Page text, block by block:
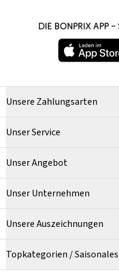
DIE BONPRIX APP –
Unsere Zahlungsarten
Unser Service
Unser Angebot
Unser Unternehmen
Unsere Auszeichnungen
Topkategorien / Saisonales